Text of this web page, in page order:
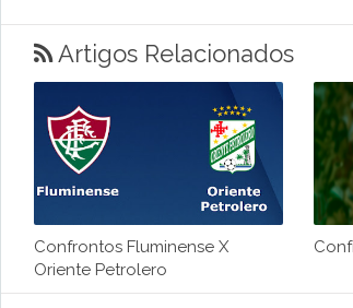
Artigos Relacionados
Confrontos Fluminense X
Oriente Petrolero